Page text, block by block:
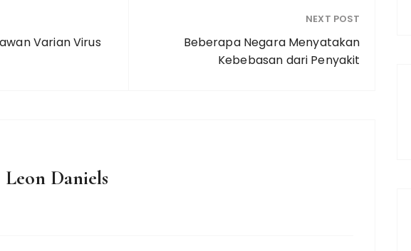
Varian Virus
NEXT POST
Beberapa Negara Menyatakan
Kebebasan dari Penyakit
Leon Daniels